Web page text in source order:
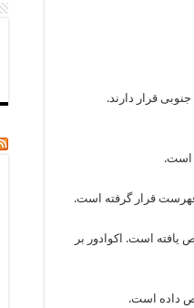
قرار دارند.
است. اکوادور بر
داده است.